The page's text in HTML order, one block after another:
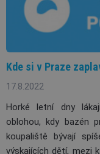
Kde si v Praze
17.8.2022
Horké letní dny
oblohou, kdy bazén
koupaliště bývají
výskajících dětí, mezi